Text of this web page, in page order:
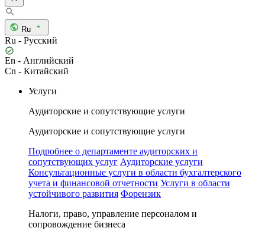
Ru
Ru - Русский
En - Английский
Cn - Китайский
Услуги
Аудиторские и сопутствующие услуги
Аудиторские и сопутствующие услуги
Подробнее о департаменте аудиторских и
сопутствующих услуг Аудиторские услуги
Консультационные услуги в области бухгалтерского
учета и финансовой отчетности Услуги в области
устойчивого развития Форензик
Налоги, право, управление персоналом и
сопровождение бизнеса